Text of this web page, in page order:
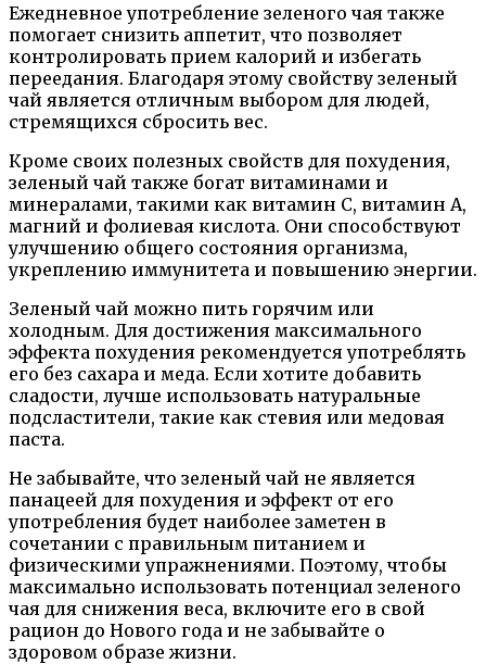
Ежедневное употребление зеленого чая также
помогает снизить аппетит, что позволяет
контролировать прием калорий и избегать
переедания. Благодаря этому свойству зеленый
чай является отличным выбором для людей,
стремящихся сбросить вес.
Кроме своих полезных свойств для похудения,
зеленый чай также богат витаминами и
минералами, такими как витамин С, витамин А,
магний и фолиевая кислота. Они способствуют
улучшению общего состояния организма,
укреплению иммунитета и повышению энергии.
Зеленый чай можно пить горячим или
холодным. Для достижения максимального
эффекта похудения рекомендуется употреблять
его без сахара и меда. Если хотите добавить
сладости, лучше использовать натуральные
подсластители, такие как стевия или медовая
паста.
Не забывайте, что зеленый чай не является
панацеей для похудения и эффект от его
употребления будет наиболее заметен в
сочетании с правильным питанием и
физическими упражнениями. Поэтому, чтобы
максимально использовать потенциал зеленого
чая для снижения веса, включите его в свой
рацион до Нового года и не забывайте о
здоровом образе жизни.